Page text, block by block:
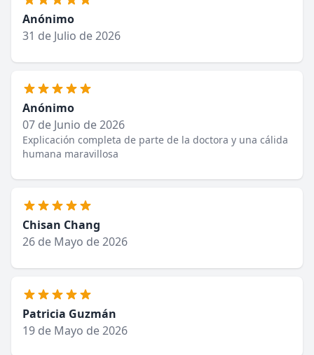
Anónimo
31 de Julio de 2026
Anónimo
07 de Junio de 2026
Explicación completa de parte de la doctora y una cálida
humana maravillosa
Chisan Chang
26 de Mayo de 2026
Patricia Guzmán
19 de Mayo de 2026